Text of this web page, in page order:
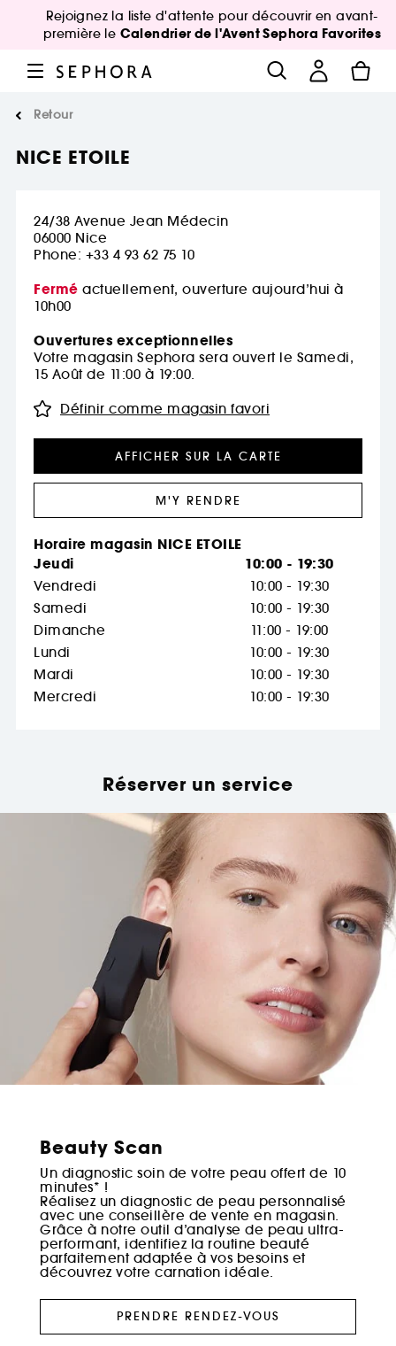
Rejoignez la liste d'attente pour découvrir en avant-
première le Calendrier de l'Avent Sephora Favorites
Retour
NICE ETOILE
24/38 Avenue Jean Médecin
06000 Nice
Phone: +33 4 93 62 75 10
Fermé actuellement, ouverture aujourd’hui à
10h00
Ouvertures exceptionnelles
Votre magasin Sephora sera ouvert le Samedi,
15 Août de 11:00 à 19:00.
Définir comme magasin favori
AFFICHER SUR LA CARTE
M'Y RENDRE
Horaire magasin NICE ETOILE
Jeudi
10:00 - 19:30
Vendredi
10:00 - 19:30
Samedi
10:00 - 19:30
Dimanche
11:00 - 19:00
Lundi
10:00 - 19:30
Mardi
10:00 - 19:30
Mercredi
10:00 - 19:30
Réserver un service
Beauty Scan
Un diagnostic soin de votre peau offert de 10
minutes* !
Réalisez un diagnostic de peau personnalisé
avec une conseillère de vente en magasin.
Grâce à notre outil d’analyse de peau ultra-
performant, identifiez la routine beauté
parfaitement adaptée à vos besoins et
découvrez votre carnation idéale.
PRENDRE RENDEZ-VOUS